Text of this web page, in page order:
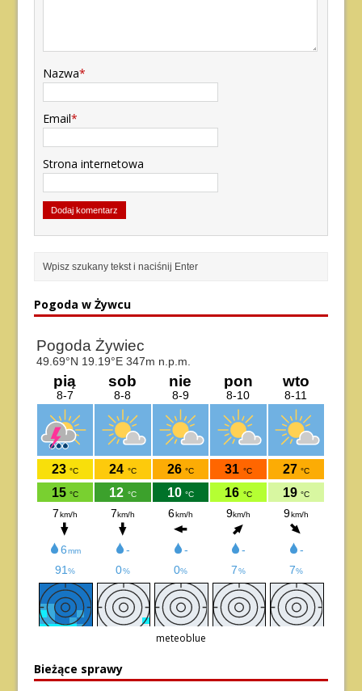
Nazwa*
Email*
Strona internetowa
Pogoda w Żywcu
meteoblue
Bieżące sprawy